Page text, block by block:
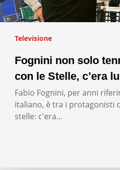
Televisione
Fognini non solo
con le Stelle, c’era
Fabio Fognini, per anni
italiano, è tra i protagonisti
stelle: c'era…